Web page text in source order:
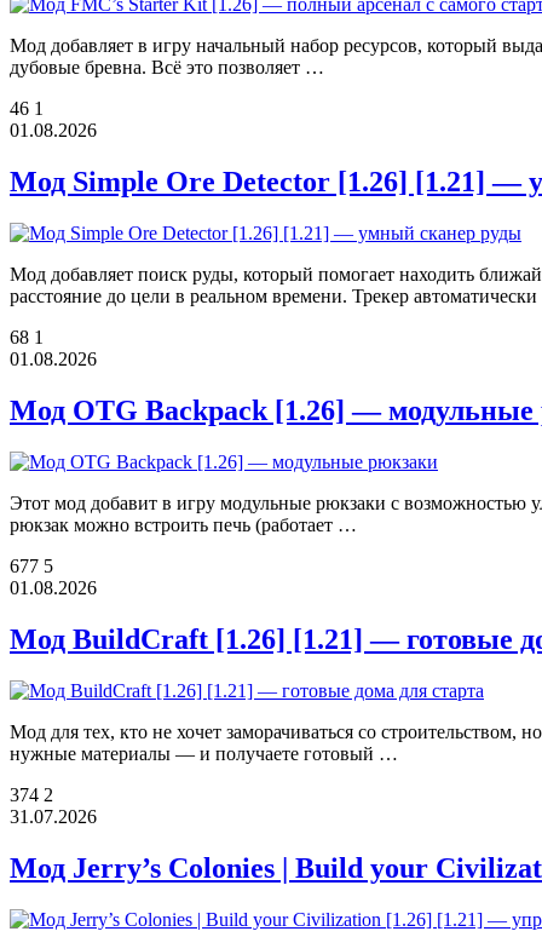
Мод добавляет в игру начальный набор ресурсов, который
дубовые бревна. Всё это позволяет …
46 1
01.08.2026
Мод Simple Ore Detector [1.26] [1.21] —
Мод добавляет поиск руды, который помогает находить
расстояние до цели в реальном времени. Трекер
68 1
01.08.2026
Мод OTG Backpack [1.26] — модульные
Этот мод добавит в игру модульные рюкзаки с возможностью
рюкзак можно встроить печь (работает …
677 5
01.08.2026
Мод BuildCraft [1.26] [1.21] — готовые
Мод для тех, кто не хочет заморачиваться со
нужные материалы — и получаете готовый …
374 2
31.07.2026
Мод Jerry’s Colonies | Build your